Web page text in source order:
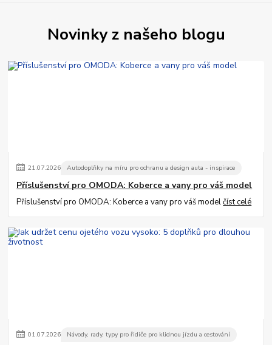
Novinky z našeho blogu
21.07.2026 Autodoplňky na míru pro ochranu a design auta - inspirace
Příslušenství pro OMODA: Koberce a vany pro váš model
Příslušenství pro OMODA: Koberce a vany pro váš modelčíst celé
01.07.2026 Návody, rady, typy pro řidiče pro klidnou jízdu a cestování